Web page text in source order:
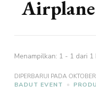
Airplane
Menampilkan: 1 - 1 dari 1
DIPERBARUI PADA
BADUT EVENT